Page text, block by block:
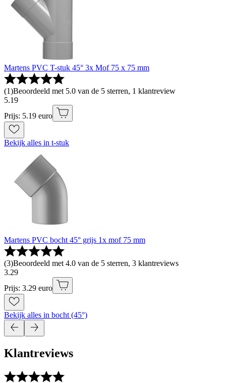
Martens PVC T-stuk 45° 3x Mof 75 x 75 mm
(1)Beoordeeld met 5.0 van de 5 sterren, 1 klantreview
5.19
Prijs: 5.19 euro
Bekijk alles in t-stuk
Martens PVC bocht 45° grijs 1x mof 75 mm
(3)Beoordeeld met 4.0 van de 5 sterren, 3 klantreviews
3.29
Prijs: 3.29 euro
Bekijk alles in bocht (45°)
Klantreviews